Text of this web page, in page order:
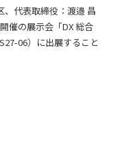
代表取締役：渡邉 昌
催の展示会「DX 総合
06）に出展すること